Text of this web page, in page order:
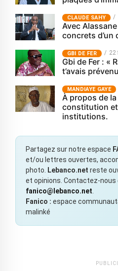
CLAUDE SAHY
Avec
concrets d’un
GBI DE FER 22
Gbi de Fer : «
t’avais
MANDIAYE GAYE
À propos de
constitution
institutions.
Partagez sur notre espace
et/ou lettres ouvertes,
photo.
Lebanco.net reste
et opinions. Contactez-nous
fanico@lebanco.net
Fanico : espace
malinké